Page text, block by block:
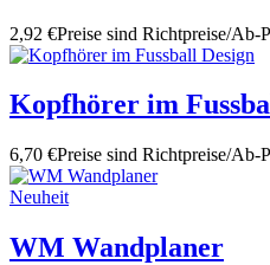
2,92 €Preise sind Richtpreise/Ab-
Kopfhörer im
6,70 €Preise sind Richtpreise/Ab-
Neuheit
WM Wandplaner